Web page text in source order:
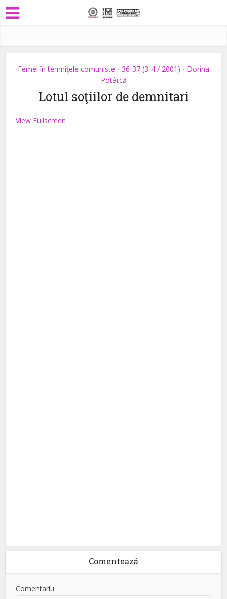
Femei în temniţele comuniste • 36-37 (3-4 / 2001) • Dorina
Potârcă
Lotul soţiilor de demnitari
View Fullscreen
Comentează
Comentariu